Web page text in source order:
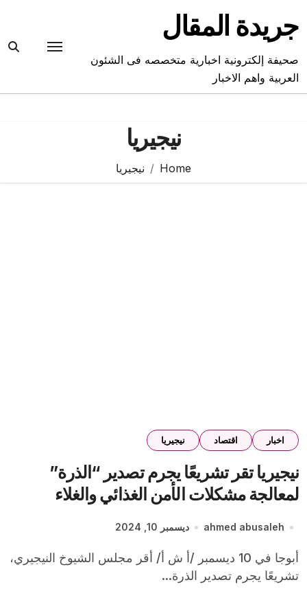
content
جريدة المقال
صحيفة إلكترونية اخبارية متخصصه فى الشئون
العربية واهم الاخبار
نيجيريا
Home نيجيريا
اخبار اقتصاد نيجيريا
نيجيريا تقر تشريعًا يجرم تصدير “الذرة”
لمعالجة مشكلات الأمن الغذائي والغلاء
ahmed abusaleh ديسمبر 10, 2024
أبوجا في 10 ديسمبر /أ ش أ/ أقر مجلس الشيوخ النيجيري،
تشريعًا يجرم تصدير الذرة...